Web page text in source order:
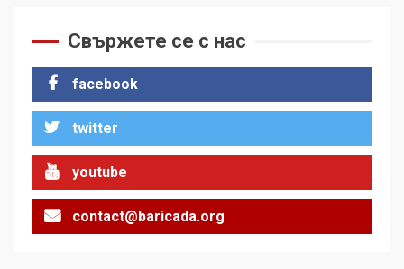
Свържете се с нас
facebook
twitter
youtube
contact@baricada.org